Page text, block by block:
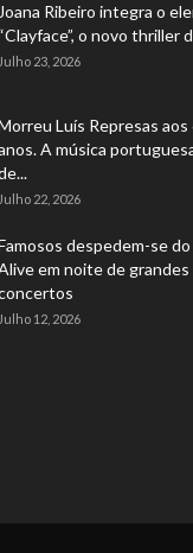
Joana Ribeiro integra o
“Clayface”, o novo thriller
Julho 23, 2026
Luís Represas aos
A música
Julho 22, 2026
despedem-se do
em noite de grandes
Julho 12, 2026